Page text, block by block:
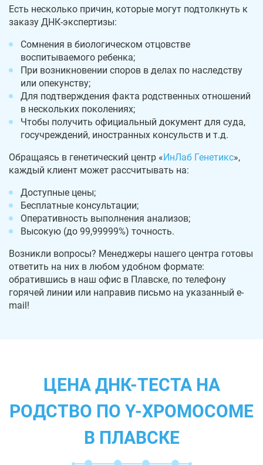
Есть несколько причин, которые могут подтолкнуть к
заказу ДНК-экспертизы:
Сомнения в биологическом отцовстве
воспитываемого ребенка;
При возникновении споров в делах по наследству
или опекунству;
Для подтверждения факта родственных отношений
в нескольких поколениях;
Чтобы получить официальный документ для суда,
госучреждений, иностранных консульств и т.д.
Обращаясь в генетический центр «ИнЛаб Генетикс»,
каждый клиент может рассчитывать на:
Доступные цены;
Бесплатные консультации;
Оперативность выполнения анализов;
Высокую (до 99,99999%) точность.
Возникли вопросы? Менеджеры нашего центра готовы
ответить на них в любом удобном формате:
обратившись в наш офис в Плавске, по телефону
горячей линии или направив письмо на указанный e-
mail!
ЦЕНА ДНК-ТЕСТА НА
РОДСТВО ПО Y-ХРОМОСОМЕ
В ПЛАВСКЕ